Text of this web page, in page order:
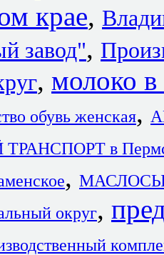
крае,
завод",
, молоко
обувь женская,
в
,
округ,